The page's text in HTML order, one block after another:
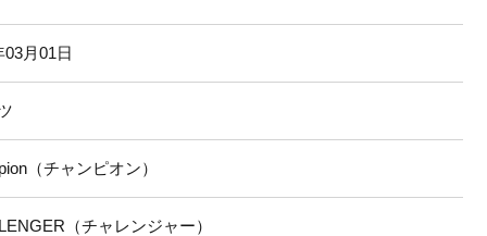
03月01日
（チャンピオン）
（チャレンジャー）